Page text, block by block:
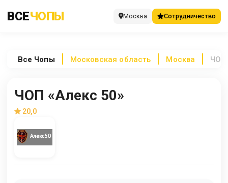
ВСЕЧОПЫ Москва Сотрудничество
Все Чопы Московская область Москва ЧОП
ЧОП «Алекс 50»
20,0